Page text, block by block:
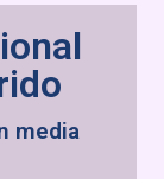
media